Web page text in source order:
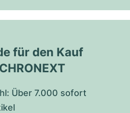
für den Kauf
Über 7.000 sofort